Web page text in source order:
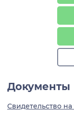
Документы
Свидетельство